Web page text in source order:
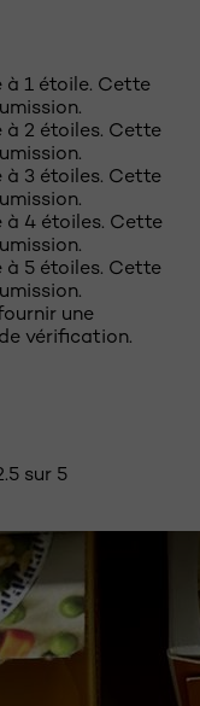
à 1 étoile. Cette
à 2 étoiles. Cette
à 3 étoiles. Cette
à 4 étoiles. Cette
à 5 étoiles. Cette
une
vérification.
sur 5